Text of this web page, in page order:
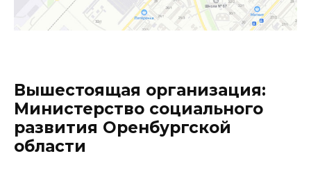
Вышестоящая организация:
Министерство социального
развития Оренбургской
области